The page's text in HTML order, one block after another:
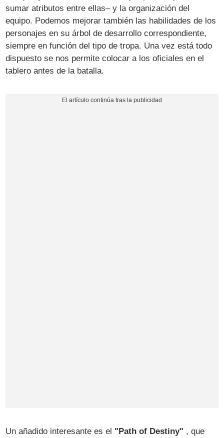
sumar atributos entre ellas– y la organización del
equipo. Podemos mejorar también las habilidades de los
personajes en su árbol de desarrollo correspondiente,
siempre en función del tipo de tropa. Una vez está todo
dispuesto se nos permite colocar a los oficiales en el
tablero antes de la batalla.
Un añadido interesante es el "Path of Destiny" , que